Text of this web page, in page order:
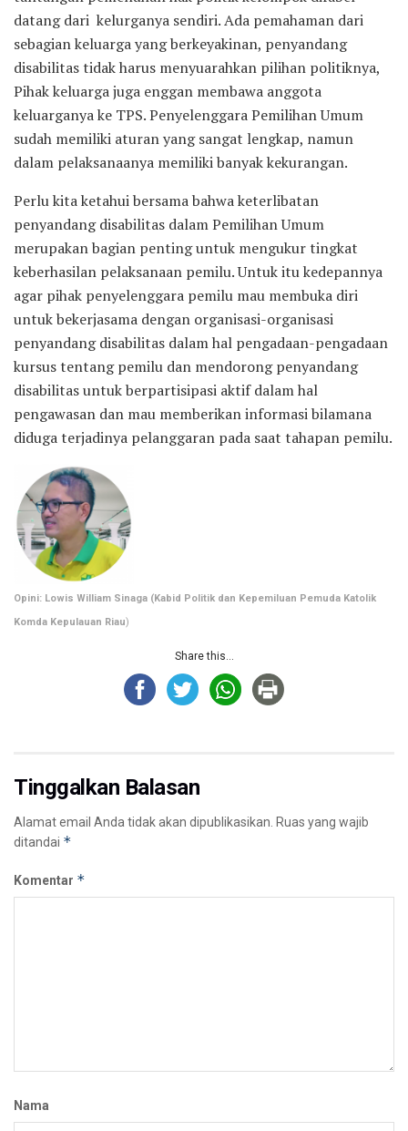
datang dari kelurganya sendiri. Ada pemahaman dari
sebagian keluarga yang berkeyakinan, penyandang
disabilitas tidak harus menyuarahkan pilihan politiknya,
Pihak keluarga juga enggan membawa anggota
keluarganya ke TPS. Penyelenggara Pemilihan Umum
sudah memiliki aturan yang sangat lengkap, namun
dalam pelaksanaanya memiliki banyak kekurangan.
Perlu kita ketahui bersama bahwa keterlibatan
penyandang disabilitas dalam Pemilihan Umum
merupakan bagian penting untuk mengukur tingkat
keberhasilan pelaksanaan pemilu. Untuk itu kedepannya
agar pihak penyelenggara pemilu mau membuka diri
untuk bekerjasama dengan organisasi-organisasi
penyandang disabilitas dalam hal pengadaan-pengadaan
kursus tentang pemilu dan mendorong penyandang
disabilitas untuk berpartisipasi aktif dalam hal
pengawasan dan mau memberikan informasi bilamana
diduga terjadinya pelanggaran pada saat tahapan pemilu.
Opini: Lowis William Sinaga (Kabid Politik dan Kepemiluan Pemuda Katolik
Komda Kepulauan Riau)
Share this...
Tinggalkan Balasan
Alamat email Anda tidak akan dipublikasikan. Ruas yang wajib
ditandai *
Komentar *
Nama